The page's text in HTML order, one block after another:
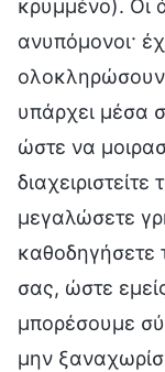
κρυμμένο). Οι
ανυπόμονοι·
ολοκληρώσουν
υπάρχει μέσα
ώστε να
μεγαλώσετε
καθοδηγήσετε
σας, ώστε
μπορέσουμε
μην